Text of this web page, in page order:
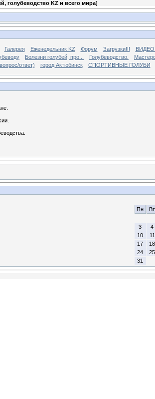
голубеводство KZ и всего мира]
Галерея Еженедельник KZ Форум Загрузки!!!
Болезни голубей, про... Голубеводство.
ответ)
город Актюбинск СПОРТИВНЫЕ ГОЛУБИ
Пн
Вт
3
4
10
11
17
18
24
25
31